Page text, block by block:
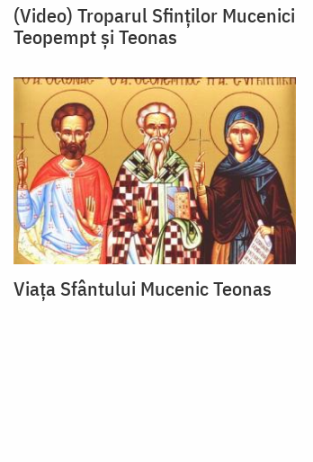
(Video) Troparul Sfinților Mucenici
Teopempt și Teonas
Viaţa Sfântului Mucenic Teonas